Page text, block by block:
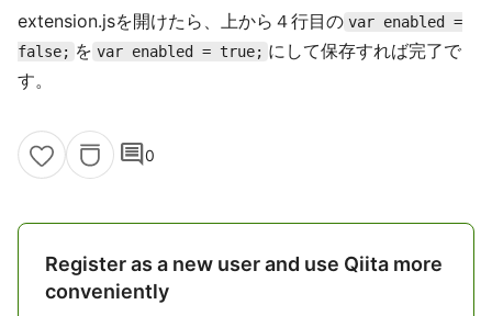
extension.jsを開けたら、上から４行目の var enabled =
false; を var enabled = true; にして保存すれば完了で
す。
comment0
Register as a new user and use Qiita more
conveniently